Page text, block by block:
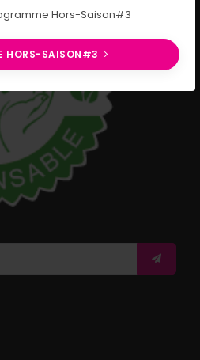
Hors-Saison#3
HORS-SAISON#3